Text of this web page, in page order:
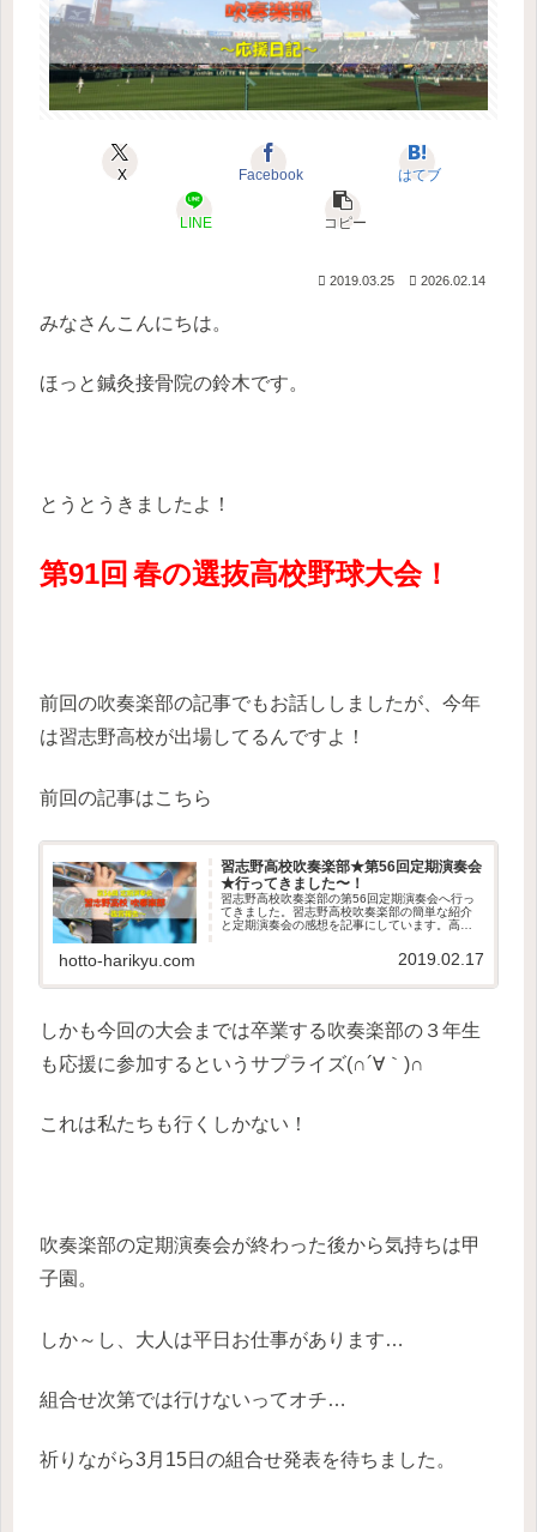
X Facebook はてブ
LINE コピー
2019.03.25 2026.02.14
みなさんこんにちは。
ほっと鍼灸接骨院の鈴木です。
とうとうきましたよ！
第91回 春の選抜高校野球大会！
前回の吹奏楽部の記事でもお話ししましたが、今年
は習志野高校が出場してるんですよ！
前回の記事はこちら
習志野高校吹奏楽部★第56回定期演奏会
★行ってきました〜！
習志野高校吹奏楽部の第56回定期演奏会へ行っ
てきました。習志野高校吹奏楽部の簡単な紹介
と定期演奏会の感想を記事にしています。高校
素晴らしい演奏をする吹奏楽部です。ご興味の
ある方は是非一度、演奏会へ足を運んでみてく
hotto-harikyu.com 2019.02.17
しかも今回の大会までは卒業する吹奏楽部の３年生
も応援に参加するというサプライズ(∩´∀｀)∩
これは私たちも行くしかない！
吹奏楽部の定期演奏会が終わった後から気持ちは甲
子園。
しか～し、大人は平日お仕事があります…
組合せ次第では行けないってオチ…
祈りながら3月15日の組合せ発表を待ちました。